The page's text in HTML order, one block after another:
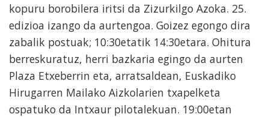
kopuru borobilera iritsi da Zizurkilgo Azoka. 25.
edizioa izango da aurtengoa. Goizez egongo dira
zabalik postuak; 10:30etatik 14:30etara. Ohitura
berreskuratuz, herri bazkaria egingo da aurten
Plaza Etxeberrin eta, arratsaldean, Euskadiko
Hirugarren Mailako Aizkolarien txapelketa
ospatuko da Intxaur pilotalekuan. 19:00etan